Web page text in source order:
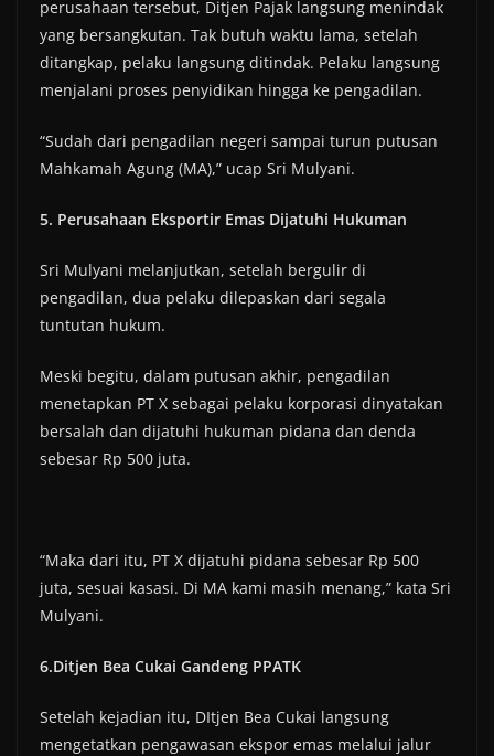
perusahaan tersebut, Ditjen Pajak langsung menindak
yang bersangkutan. Tak butuh waktu lama, setelah
ditangkap, pelaku langsung ditindak. Pelaku langsung
menjalani proses penyidikan hingga ke pengadilan.
“Sudah dari pengadilan negeri sampai turun putusan
Mahkamah Agung (MA),” ucap Sri Mulyani.
5. Perusahaan Eksportir Emas Dijatuhi Hukuman
Sri Mulyani melanjutkan, setelah bergulir di
pengadilan, dua pelaku dilepaskan dari segala
tuntutan hukum.
Meski begitu, dalam putusan akhir, pengadilan
menetapkan PT X sebagai pelaku korporasi dinyatakan
bersalah dan dijatuhi hukuman pidana dan denda
sebesar Rp 500 juta.
“Maka dari itu, PT X dijatuhi pidana sebesar Rp 500
juta, sesuai kasasi. Di MA kami masih menang,” kata Sri
Mulyani.
6.Ditjen Bea Cukai Gandeng PPATK
Setelah kejadian itu, DItjen Bea Cukai langsung
mengetatkan pengawasan ekspor emas melalui jalur